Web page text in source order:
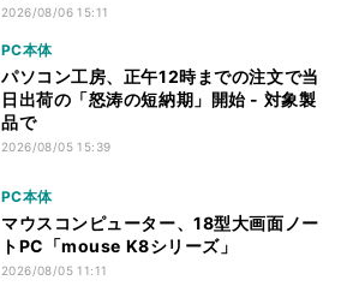
2026/08/06 15:11
PC本体
パソコン工房、正午12時までの注文で当
日出荷の「怒涛の短納期」開始 - 対象製
品で
2026/08/05 15:39
PC本体
マウスコンピューター、18型大画面ノー
トPC「mouse K8シリーズ」
2026/08/05 11:11